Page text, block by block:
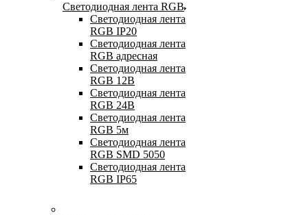
Светодиодная лента RGB
Светодиодная лента
RGB IP20
Светодиодная лента
RGB адресная
Светодиодная лента
RGB 12В
Светодиодная лента
RGB 24В
Светодиодная лента
RGB 5м
Светодиодная лента
RGB SMD 5050
Светодиодная лента
RGB IP65